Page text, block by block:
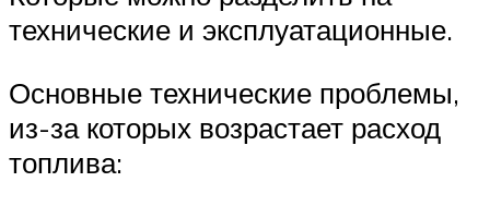
технические и эксплуатационные.
Основные технические проблемы,
из-за которых возрастает расход
топлива: